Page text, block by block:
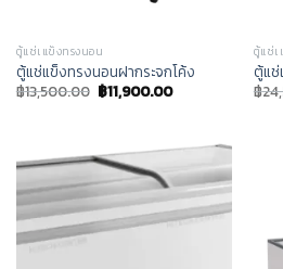
ตู้แช่เแข็งทรงนอน
ตู้แช่แข็งทรงนอนฝากระจกโค้ง
฿13,500.00 ฿11,900.00
ตู้แช่เ
ตู้แช่
฿